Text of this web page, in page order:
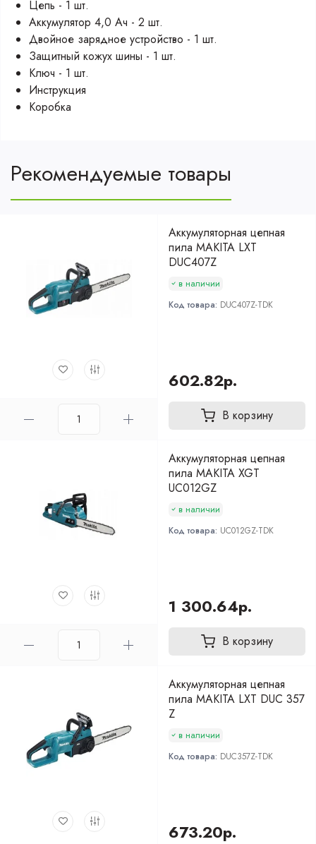
Цепь - 1 шт.
Аккумулятор 4,0 Ач - 2 шт.
Двойное зарядное устройство - 1 шт.
Защитный кожух шины - 1 шт.
Ключ - 1 шт.
Инструкция
Коробка
Рекомендуемые товары
Аккумуляторная цепная
пила MAKITA LXT
DUC407Z
в наличии
Код товара: DUC407Z-TDK
602.82р.
В корзину
Аккумуляторная цепная
пила MAKITA XGT
UC012GZ
в наличии
Код товара: UC012GZ-TDK
1 300.64р.
В корзину
Аккумуляторная цепная
пила MAKITA LXT DUC 357
Z
в наличии
Код товара: DUC357Z-TDK
673.20р.